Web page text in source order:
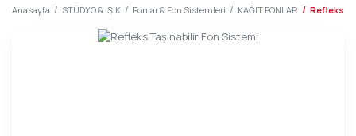
Anasayfa STÜDYO & IŞIK Fonlar & Fon Sistemleri KAĞIT FONLAR Refleks